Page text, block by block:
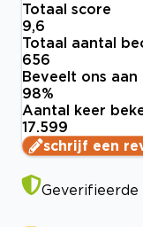
Totaal score
9,6
Totaal aantal
656
Beveelt ons aan
98%
Aantal keer
17.599
schrijf een
Geverifieerde